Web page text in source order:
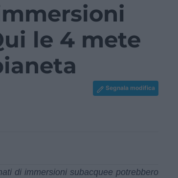
le 4 mete
Segnala modifica
di immersioni subacquee potrebbero